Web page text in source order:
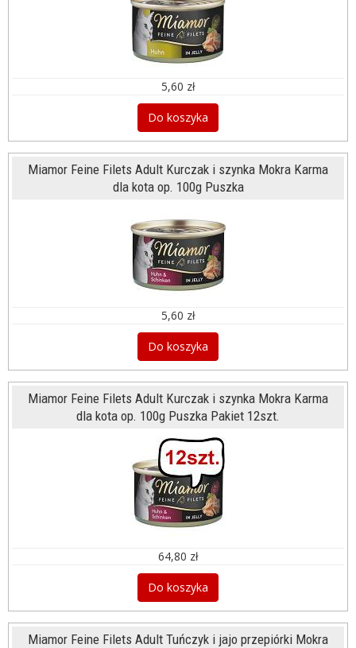
5,60 zł
Do koszyka
Miamor Feine Filets Adult Kurczak i szynka Mokra Karma
dla kota op. 100g Puszka
5,60 zł
Do koszyka
Miamor Feine Filets Adult Kurczak i szynka Mokra Karma
dla kota op. 100g Puszka Pakiet 12szt.
64,80 zł
Do koszyka
Miamor Feine Filets Adult Tuńczyk i jajo przepiórki Mokra